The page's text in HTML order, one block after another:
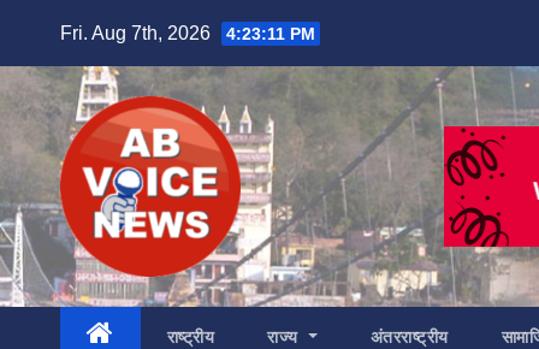
content
Fri. Aug 7th, 2026 4:23:13 PM
राष्ट्रीय राज्य अंतरराष्ट्रीय